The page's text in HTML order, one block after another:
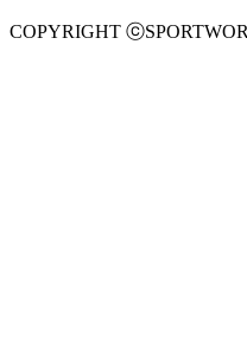
COPYRIGHT